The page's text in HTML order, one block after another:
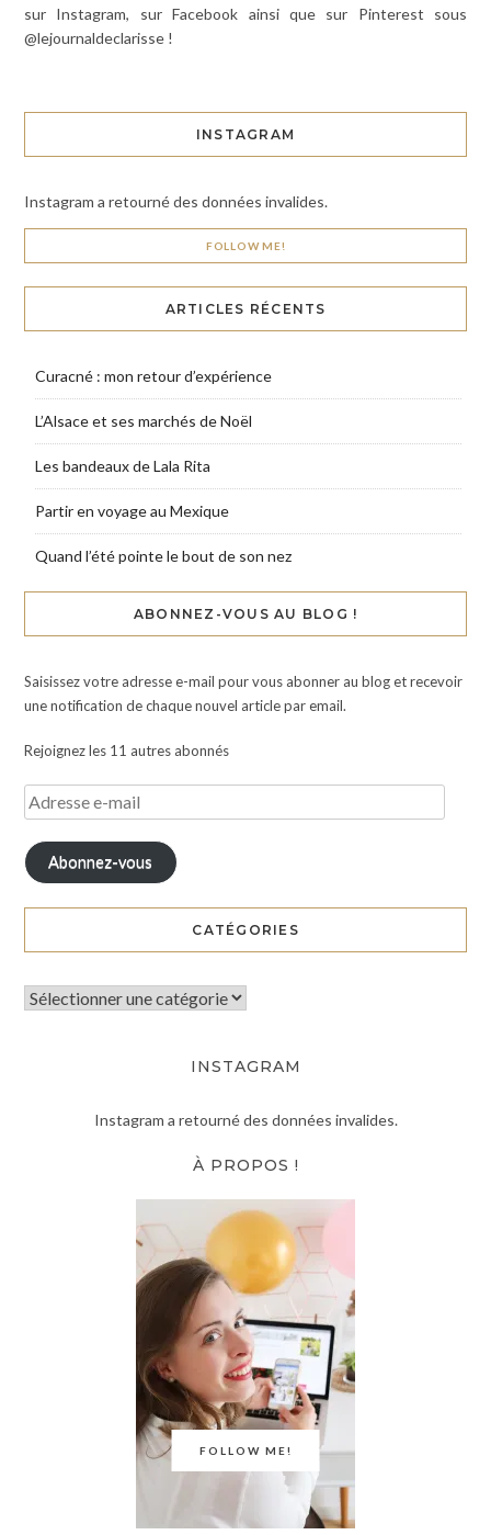
sur Instagram, sur Facebook ainsi que sur Pinterest sous
@lejournaldeclarisse !
INSTAGRAM
Instagram a retourné des données invalides.
FOLLOW ME!
ARTICLES RÉCENTS
Curacné : mon retour d’expérience
L’Alsace et ses marchés de Noël
Les bandeaux de Lala Rita
Partir en voyage au Mexique
Quand l’été pointe le bout de son nez
ABONNEZ-VOUS AU BLOG !
Saisissez votre adresse e-mail pour vous abonner au blog et recevoir
une notification de chaque nouvel article par email.
Rejoignez les 11 autres abonnés
Abonnez-vous
CATÉGORIES
INSTAGRAM
Instagram a retourné des données invalides.
FOLLOW ME!
À PROPOS !